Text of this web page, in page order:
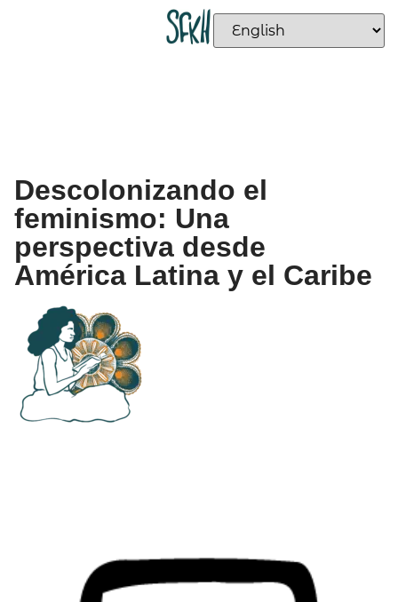
Descolonizando el
feminismo: Una
perspectiva desde
América Latina y el Caribe